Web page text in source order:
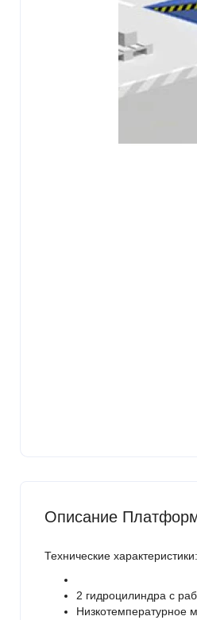
Описание
Технические характеристики:
2 гидроцилиндра с
Низкотемпературное